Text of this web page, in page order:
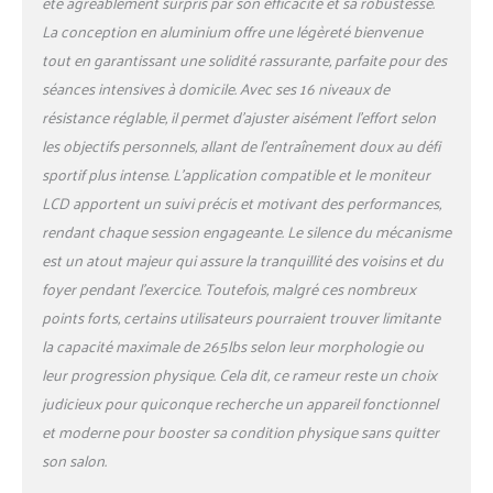
Que vous ayez des
questions ou besoin
d’assistance, notre équipe
est à votre disposition pour
vous offrir un soutien
complet. Faites confiance à
DMASUN pour une
expérience d’achat sécurisée
et un équipement conçu
pour durer.
La conception en aluminium offre une légèreté bienvenue
tout en garantissant une solidité rassurante, parfaite pour des
séances intensives à domicile. Avec ses 16 niveaux de
résistance réglable, il permet d’ajuster aisément l’effort selon
les objectifs personnels, allant de l’entraînement doux au défi
sportif plus intense. L’application compatible et le moniteur
LCD apportent un suivi précis et motivant des performances,
rendant chaque session engageante. Le silence du mécanisme
est un atout majeur qui assure la tranquillité des voisins et du
foyer pendant l’exercice. Toutefois, malgré ces nombreux
points forts, certains utilisateurs pourraient trouver limitante
la capacité maximale de 265lbs selon leur morphologie ou
leur progression physique. Cela dit, ce rameur reste un choix
judicieux pour quiconque recherche un appareil fonctionnel
et moderne pour booster sa condition physique sans quitter
son salon.